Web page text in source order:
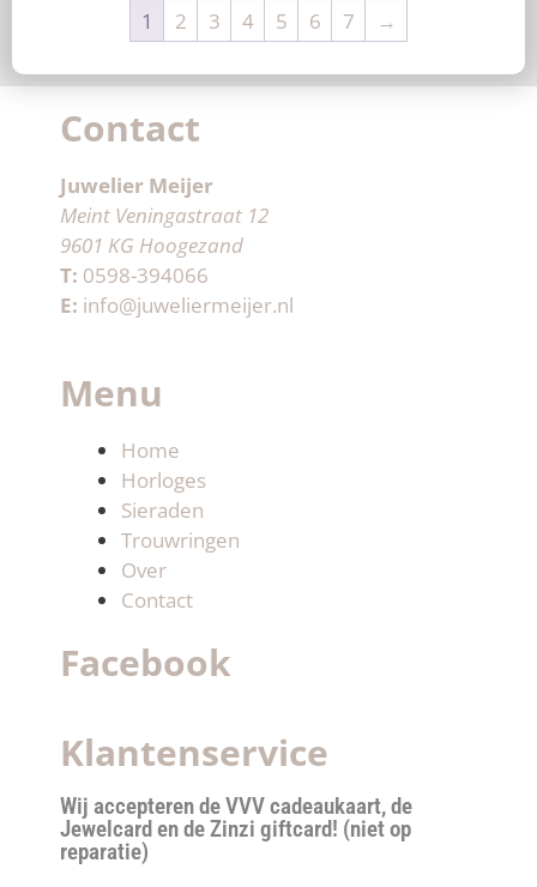
1 2 3 4 5 6 7 →
Contact
Juwelier Meijer
Meint Veningastraat 12
9601 KG Hoogezand
T: 0598-394066
E: info@juweliermeijer.nl
Menu
Home
Horloges
Sieraden
Trouwringen
Over
Contact
Facebook
Klantenservice
Wij accepteren de VVV cadeaukaart, de
Jewelcard en de Zinzi giftcard! (niet op
reparatie)